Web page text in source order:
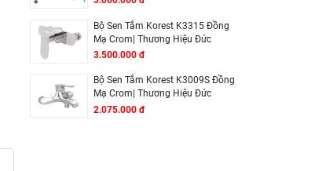
Bộ Sen Tắm Korest K3315 Đồng
Mạ Crom| Thương Hiệu Đức
3.500.000 đ
Bộ Sen Tắm Korest K3009S Đồng
Mạ Crom| Thương Hiệu Đức
2.075.000 đ